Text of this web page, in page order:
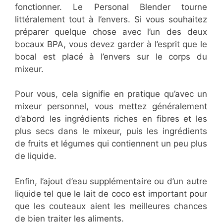
fonctionner. Le Personal Blender tourne
littéralement tout à l’envers. Si vous souhaitez
préparer quelque chose avec l’un des deux
bocaux BPA, vous devez garder à l’esprit que le
bocal est placé à l’envers sur le corps du
mixeur.
Pour vous, cela signifie en pratique qu’avec un
mixeur personnel, vous mettez généralement
d’abord les ingrédients riches en fibres et les
plus secs dans le mixeur, puis les ingrédients
de fruits et légumes qui contiennent un peu plus
de liquide.
Enfin, l’ajout d’eau supplémentaire ou d’un autre
liquide tel que le lait de coco est important pour
que les couteaux aient les meilleures chances
de bien traiter les aliments.